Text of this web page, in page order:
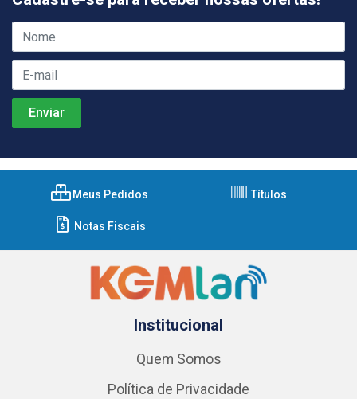
Meus Pedidos Títulos
Notas Fiscais
Institucional
Quem Somos
Política de Privacidade